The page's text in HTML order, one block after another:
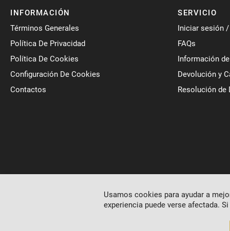
INFORMACIÓN
Términos Generales
Política De Privacidad
Política De Cookies
Configuración De Cookies
Contactos
SERVICIO
Iniciar sesión
FAQs
Información
Devolución y
Resolución de
Usamos cookies para ayudar a
experiencia puede verse afectada.